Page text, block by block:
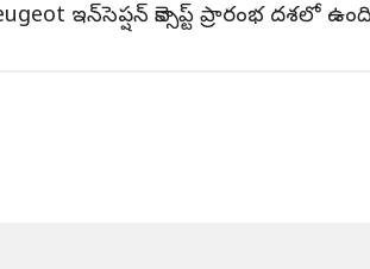
ఇన్‌సెప్షన్ కాన్సెప్ట్ ప్రారంభ దశలో